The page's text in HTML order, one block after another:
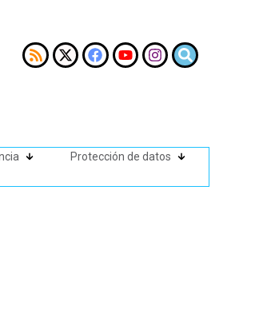
Protección de datos